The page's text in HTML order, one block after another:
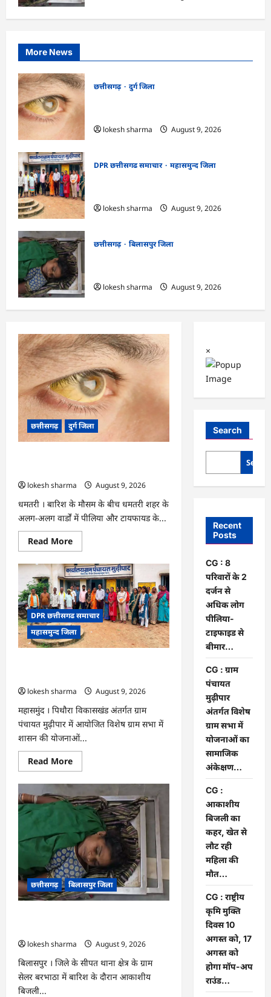
More News
छत्तीसगढ़
दुर्ग जिला
lokesh sharma
August 9, 2026
DPR छत्तीसगढ समाचार
महासमुन्द जिला
lokesh sharma
August 9, 2026
छत्तीसगढ़
बिलासपुर जिला
lokesh sharma
August 9, 2026
छत्तीसगढ़ दुर्ग जिला
lokesh sharma
August 9, 2026
धमतरी । बारिश के मौसम के बीच धमतरी शहर के
अलग-अलग वार्डों में पीलिया और टायफायड के...
Read MoreRead
more
CG
:
8
परिवारों
के
2
दर्जन
से
अधिक
लोग
पीलिया-
DPR छत्तीसगढ समाचार
महासमुन्द जिला
lokesh sharma
August 9, 2026
महासमुंद । पिथौरा विकासखंड अंतर्गत ग्राम
पंचायत मुढ़ीपार में आयोजित विशेष ग्राम सभा में
शासन की योजनाओं...
Read MoreRead
more
CG
ग्राम
पंचायत
मुढ़ीपार
अंतर्गत
विशेष
ग्राम
सभा
में
योजनाओं
का
सामाजिक
अंकेक्षण…
छत्तीसगढ़ बिलासपुर जिला
lokesh sharma
August 9, 2026
बिलासपुर । जिले के सीपत थाना क्षेत्र के ग्राम
सेलर बरभाठा में बारिश के दौरान आकाशीय
बिजली...
×
Search
Recent
Posts
CG : 8
परिवारों के 2
दर्जन से
अधिक लोग
पीलिया-
टाइफाइड से
बीमार…
CG : ग्राम
पंचायत
मुढ़ीपार
अंतर्गत विशेष
ग्राम सभा में
योजनाओं का
सामाजिक
अंकेक्षण…
CG :
आकाशीय
बिजली का
कहर, खेत से
लौट रही
महिला की
मौत…
CG : राष्ट्रीय
कृमि मुक्ति
दिवस 10
अगस्त को, 17
अगस्त को
होगा मॉप-अप
राउंड…